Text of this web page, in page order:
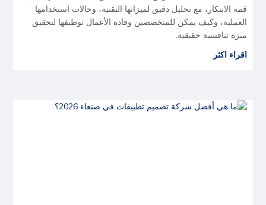
قمة الابتكار، مع تحليل دقيق لميزاتها التقنية، وحالات استخدامها
العملية، وكيف يمكن للمتخصصين وقادة الأعمال توظيفها لتحقيق
ميزة تنافسية حقيقية.
اقراء اكثر